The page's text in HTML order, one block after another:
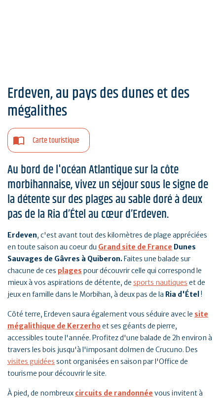
Erdeven, au pays des dunes et des
mégalithes
Carte touristique
Au bord de l'océan Atlantique sur la côte
morbihannaise, vivez un séjour sous le signe de
la détente sur des plages au sable doré à deux
pas de la Ria d’Étel au cœur d’Erdeven.
Erdeven, c'est avant tout des kilomètres de plage appréciées
en toute saison au coeur du Grand site de France Dunes
Sauvages de Gâvres à Quiberon.Faites une balade sur
chacune de ces plages pour découvrir celle qui correspond le
mieux à vos aspirations de détente, de sports nautiques et de
jeux en famille dans le Morbihan, à deux pas de la Ria d'Étel !
Côté terre, Erdeven saura également vous séduire avec le site
mégalithique de Kerzerhoet ses géants de pierre,
accessibles toute l'année. Profitez d'une balade de 2h environ à
travers les bois jusqu'à l'imposant dolmen de Crucuno. Des
visites guidées sont organisées en saison par l'Office de
tourisme pour découvrir le site.
À pied, de nombreux circuits de randonnée vous invitent à